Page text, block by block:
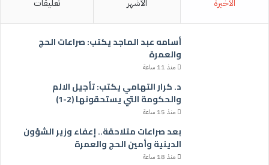
الأخيرة الأشهر تعليقات
أسامه عبد الماجد يكتب: صراعات الحج
والعمرة
منذ 11 ساعة
د. كرار التهامي يكتب: تأجيل الالم
والحكومة التي يستحقونها (2-1)
منذ 15 ساعة
بعد صراعات متلاحقة.. إعفاء وزير الشؤون
الدينية وأمين الحج والعمرة
منذ 18 ساعة